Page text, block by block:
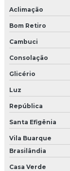
Camisetas
Camisetas
Casting para feiras
Confecção de
Empresas de
Modelos para
Papai noel para
Papai noel para
Recepcionistas
Aclimação
Bom Retiro
Cambuci
Consolação
Glicério
Luz
República
Santa Efigênia
Vila Buarque
Brasilândia
Casa Verde